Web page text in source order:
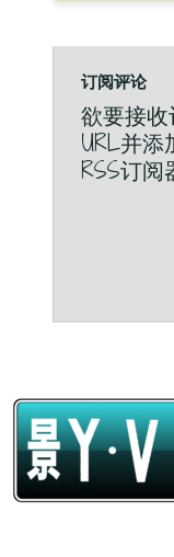
订阅评论
欲要接
URL并
RSS订阅